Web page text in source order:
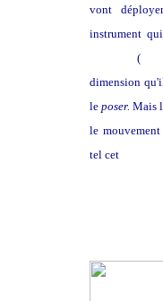
vont
instrument
(
dimension
le poser. Mais
le
tel cet